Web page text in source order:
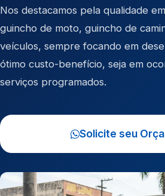
Nos destacamos pela qualidade em
guincho de moto, guincho de
veículos, sempre focando em
ótimo custo-benefício, seja em
serviços programados.
Solicite seu